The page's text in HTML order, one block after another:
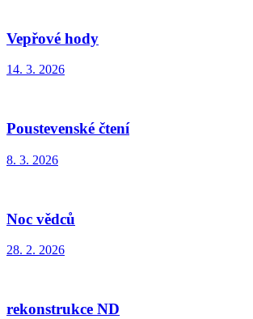
Vepřové hody
14. 3. 2026
Poustevenské čtení
8. 3. 2026
Noc vědců
28. 2. 2026
rekonstrukce ND